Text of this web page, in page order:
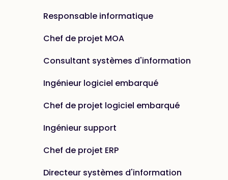
Responsable informatique
Chef de projet MOA
Consultant systèmes d'information
Ingénieur logiciel embarqué
Chef de projet logiciel embarqué
Ingénieur support
Chef de projet ERP
Directeur systèmes d'information